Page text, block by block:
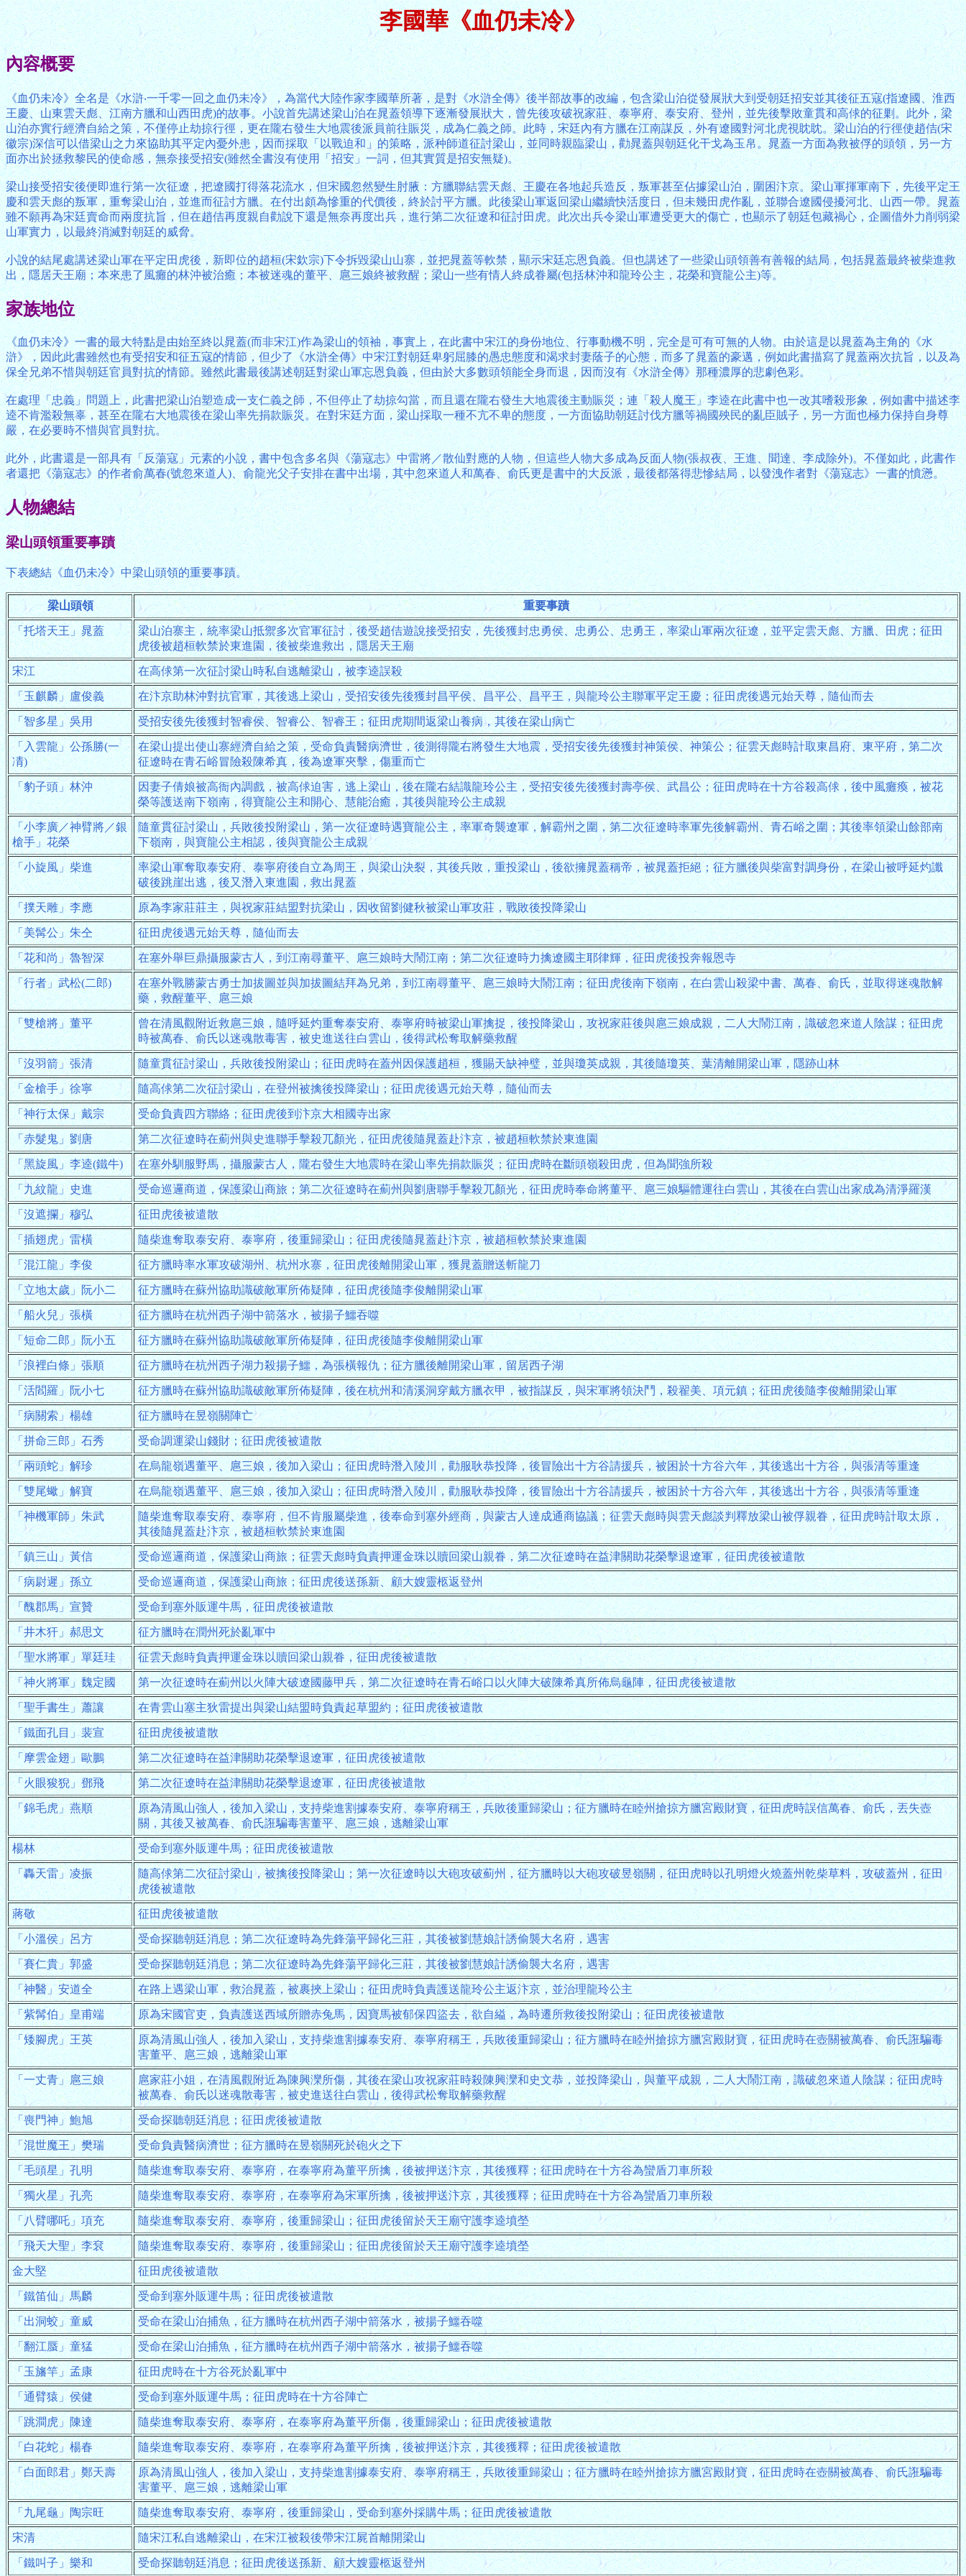
李國華《血仍未冷》
內容概要
《血仍未冷》全名是《水滸‧一千零一回之血仍未冷》，為當代大陸作家李國華所著，是對《水滸全傳》後半部故事的改編，包含梁山泊從發展狀大到受朝廷招安並其後征五寇(指遼國、淮西
王慶、山東雲天彪、江南方臘和山西田虎)的故事。小說首先講述梁山泊在晁蓋領導下逐漸發展狀大，曾先後攻破祝家莊、泰寧府、泰安府、登州，並先後擊敗童貫和高俅的征剿。此外，梁
山泊亦實行經濟自給之策，不僅停止劫掠行徑，更在隴右發生大地震後派員前往賑災，成為仁義之師。此時，宋廷內有方臘在江南謀反，外有遼國對河北虎視眈眈。梁山泊的行徑使趙佶(宋
徽宗)深信可以借梁山之力來協助其平定內憂外患，因而採取「以戰迫和」的策略，派种師道征討梁山，並同時親臨梁山，勸晁蓋與朝廷化干戈為玉帛。晁蓋一方面為救被俘的頭領，另一方
面亦出於拯救黎民的使命感，無奈接受招安(雖然全書沒有使用「招安」一詞，但其實質是招安無疑)。
梁山接受招安後便即進行第一次征遼，把遼國打得落花流水，但宋國忽然變生肘腋：方臘聯結雲天彪、王慶在各地起兵造反，叛軍甚至佔據梁山泊，圍困汴京。梁山軍揮軍南下，先後平定王
慶和雲天彪的叛軍，重奪梁山泊，並進而征討方臘。在付出頗為慘重的代價後，終於討平方臘。此後梁山軍返回梁山繼續快活度日，但未幾田虎作亂，並聯合遼國侵擾河北、山西一帶。晁蓋
雖不願再為宋廷賣命而兩度抗旨，但在趙佶再度親自勸說下還是無奈再度出兵，進行第二次征遼和征討田虎。此次出兵令梁山軍遭受更大的傷亡，也顯示了朝廷包藏禍心，企圖借外力削弱梁
山軍實力，以最終消滅對朝廷的威脅。
小說的結尾處講述梁山軍在平定田虎後，新即位的趙桓(宋欽宗)下令拆毀梁山山寨，並把晁蓋等軟禁，顯示宋廷忘恩負義。但也講述了一些梁山頭領善有善報的結局，包括晁蓋最終被柴進救
出，隱居天王廟；本來患了風癱的林沖被治癒；本被迷魂的董平、扈三娘終被救醒；梁山一些有情人終成眷屬(包括林沖和龍玲公主，花榮和寶龍公主)等。
家族地位
《血仍未冷》一書的最大特點是由始至終以晁蓋(而非宋江)作為梁山的領袖，事實上，在此書中宋江的身份地位、行事動機不明，完全是可有可無的人物。由於這是以晁蓋為主角的《水
滸》，因此此書雖然也有受招安和征五寇的情節，但少了《水滸全傳》中宋江對朝廷卑躬屈膝的愚忠態度和渴求封妻蔭子的心態，而多了晁蓋的豪邁，例如此書描寫了晁蓋兩次抗旨，以及為
保全兄弟不惜與朝廷官員對抗的情節。雖然此書最後講述朝廷對梁山軍忘恩負義，但由於大多數頭領能全身而退，因而沒有《水滸全傳》那種濃厚的悲劇色彩。
在處理「忠義」問題上，此書把梁山泊塑造成一支仁義之師，不但停止了劫掠勾當，而且還在隴右發生大地震後主動賑災；連「殺人魔王」李逵在此書中也一改其嗜殺形象，例如書中描述李
逵不肯濫殺無辜，甚至在隴右大地震後在梁山率先捐款賑災。在對宋廷方面，梁山採取一種不亢不卑的態度，一方面協助朝廷討伐方臘等禍國殃民的亂臣賊子，另一方面也極力保持自身尊
嚴，在必要時不惜與官員對抗。
此外，此書還是一部具有「反蕩寇」元素的小說，書中包含多名與《蕩寇志》中雷將／散仙對應的人物，但這些人物大多成為反面人物(張叔夜、王進、聞達、李成除外)。不僅如此，此書作
者還把《蕩寇志》的作者俞萬春(號忽來道人)、俞龍光父子安排在書中出場，其中忽來道人和萬春、俞氏更是書中的大反派，最後都落得悲慘結局，以發洩作者對《蕩寇志》一書的憤懣。
人物總結
梁山頭領重要事蹟
下表總結《血仍未冷》中梁山頭領的重要事蹟。
梁山頭領 重要事蹟
「托塔天王」晁蓋
梁山泊寨主，統率梁山抵禦多次官軍征討，後受趙佶遊說接受招安，先後獲封忠勇侯、忠勇公、忠勇王，率梁山軍兩次征遼，並平定雲天彪、方臘、田虎；征田
虎後被趙桓軟禁於東進園，後被柴進救出，隱居天王廟
宋江 在高俅第一次征討梁山時私自逃離梁山，被李逵誤殺
「玉麒麟」盧俊義 在汴京助林沖對抗官軍，其後逃上梁山，受招安後先後獲封昌平侯、昌平公、昌平王，與龍玲公主聯軍平定王慶；征田虎後遇元始天尊，隨仙而去
「智多星」吳用 受招安後先後獲封智睿侯、智睿公、智睿王；征田虎期間返梁山養病，其後在梁山病亡
「入雲龍」公孫勝(一
凊)
在梁山提出使山寨經濟自給之策，受命負責醫病濟世，後測得隴右將發生大地震，受招安後先後獲封神策侯、神策公；征雲天彪時計取東昌府、東平府，第二次
征遼時在青石峪冒險殺陳希真，後為遼軍夾擊，傷重而亡
「豹子頭」林沖
因妻子倩娘被高衙內調戲，被高俅迫害，逃上梁山，後在隴右結識龍玲公主，受招安後先後獲封壽亭侯、武昌公；征田虎時在十方谷殺高俅，後中風癱瘓，被花
榮等護送南下嶺南，得寶龍公主和開心、慧能治癒，其後與龍玲公主成親
「小李廣／神臂將／銀
槍手」花榮
隨童貫征討梁山，兵敗後投附梁山，第一次征遼時遇寶龍公主，率軍奇襲遼軍，解霸州之圍，第二次征遼時率軍先後解霸州、青石峪之圍；其後率領梁山餘部南
下嶺南，與寶龍公主相認，後與寶龍公主成親
「小旋風」柴進
率梁山軍奪取泰安府、泰寧府後自立為周王，與梁山決裂，其後兵敗，重投梁山，後欲擁晁蓋稱帝，被晁蓋拒絕；征方臘後與柴富對調身份，在梁山被呼延灼讖
破後跳崖出逃，後又潛入東進園，救出晁蓋
「撲天雕」李應 原為李家莊莊主，與祝家莊結盟對抗梁山，因收留劉健秋被梁山軍攻莊，戰敗後投降梁山
「美髯公」朱仝 征田虎後遇元始天尊，隨仙而去
「花和尚」魯智深 在塞外舉巨鼎攝服蒙古人，到江南尋董平、扈三娘時大鬧江南；第二次征遼時力擒遼國主耶律輝，征田虎後投奔報恩寺
「行者」武松(二郎)
在塞外戰勝蒙古勇士加拔圖並與加拔圖結拜為兄弟，到江南尋董平、扈三娘時大鬧江南；征田虎後南下嶺南，在白雲山殺梁中書、萬春、俞氏，並取得迷魂散解
藥，救醒董平、扈三娘
「雙槍將」董平
曾在清風觀附近救扈三娘，隨呼延灼重奪泰安府、泰寧府時被梁山軍擒捉，後投降梁山，攻祝家莊後與扈三娘成親，二人大鬧江南，識破忽來道人陰謀；征田虎
時被萬春、俞氏以迷魂散毒害，被史進送往白雲山，後得武松奪取解藥救醒
「沒羽箭」張清 隨童貫征討梁山，兵敗後投附梁山；征田虎時在蓋州因保護趙桓，獲賜天缺神璧，並與瓊英成親，其後隨瓊英、葉清離開梁山軍，隱跡山林
「金槍手」徐寧 隨高俅第二次征討梁山，在登州被擒後投降梁山；征田虎後遇元始天尊，隨仙而去
「神行太保」戴宗 受命負責四方聯絡；征田虎後到汴京大相國寺出家
「赤髮鬼」劉唐 第二次征遼時在薊州與史進聯手擊殺兀顏光，征田虎後隨晁蓋赴汴京，被趙桓軟禁於東進園
「黑旋風」李逵(鐵牛) 在塞外馴服野馬，攝服蒙古人，隴右發生大地震時在梁山率先捐款賑災；征田虎時在斷頭嶺殺田虎，但為聞強所殺
「九紋龍」史進 受命巡邏商道，保護梁山商旅；第二次征遼時在薊州與劉唐聯手擊殺兀顏光，征田虎時奉命將董平、扈三娘驅體運往白雲山，其後在白雲山出家成為清淨羅漢
「沒遮攔」穆弘 征田虎後被遣散
「插翅虎」雷橫 隨柴進奪取泰安府、泰寧府，後重歸梁山；征田虎後隨晁蓋赴汴京，被趙桓軟禁於東進園
「混江龍」李俊 征方臘時率水軍攻破湖州、杭州水寨，征田虎後離開梁山軍，獲晁蓋贈送斬龍刀
「立地太歲」阮小二 征方臘時在蘇州協助識破敵軍所佈疑陣，征田虎後隨李俊離開梁山軍
「船火兒」張橫 征方臘時在杭州西子湖中箭落水，被揚子鱷吞噬
「短命二郎」阮小五 征方臘時在蘇州協助識破敵軍所佈疑陣，征田虎後隨李俊離開梁山軍
「浪裡白條」張順 征方臘時在杭州西子湖力殺揚子鱷，為張橫報仇；征方臘後離開梁山軍，留居西子湖
「活閻羅」阮小七 征方臘時在蘇州協助識破敵軍所佈疑陣，後在杭州和清溪洞穿戴方臘衣甲，被指謀反，與宋軍將領決鬥，殺翟美、項元鎮；征田虎後隨李俊離開梁山軍
「病關索」楊雄 征方臘時在昱嶺關陣亡
「拼命三郎」石秀 受命調運梁山錢財；征田虎後被遣散
「兩頭蛇」解珍 在烏龍嶺遇董平、扈三娘，後加入梁山；征田虎時潛入陵川，勸服耿恭投降，後冒險出十方谷請援兵，被困於十方谷六年，其後逃出十方谷，與張清等重逢
「雙尾蠍」解寶 在烏龍嶺遇董平、扈三娘，後加入梁山；征田虎時潛入陵川，勸服耿恭投降，後冒險出十方谷請援兵，被困於十方谷六年，其後逃出十方谷，與張清等重逢
「神機軍師」朱武
隨柴進奪取泰安府、泰寧府，但不肯服屬柴進，後奉命到塞外經商，與蒙古人達成通商協議；征雲天彪時與雲天彪談判釋放梁山被俘親眷，征田虎時計取太原，
其後隨晁蓋赴汴京，被趙桓軟禁於東進園
「鎮三山」黃信 受命巡邏商道，保護梁山商旅；征雲天彪時負責押運金珠以贖回梁山親眷，第二次征遼時在益津關助花榮擊退遼軍，征田虎後被遣散
「病尉遲」孫立 受命巡邏商道，保護梁山商旅；征田虎後送孫新、顧大嫂靈柩返登州
「醜郡馬」宣贊 受命到塞外販運牛馬，征田虎後被遣散
「井木犴」郝思文 征方臘時在潤州死於亂軍中
「聖水將軍」單廷珪 征雲天彪時負責押運金珠以贖回梁山親眷，征田虎後被遣散
「神火將軍」魏定國 第一次征遼時在薊州以火陣大破遼國藤甲兵，第二次征遼時在青石峪口以火陣大破陳希真所佈烏龜陣，征田虎後被遣散
「聖手書生」蕭讓 在青雲山塞主狄雷提出與梁山結盟時負責起草盟約；征田虎後被遣散
「鐵面孔目」裴宣 征田虎後被遣散
「摩雲金翅」歐鵬 第二次征遼時在益津關助花榮擊退遼軍，征田虎後被遣散
「火眼狻猊」鄧飛 第二次征遼時在益津關助花榮擊退遼軍，征田虎後被遣散
「錦毛虎」燕順
原為清風山強人，後加入梁山，支持柴進割據泰安府、泰寧府稱王，兵敗後重歸梁山；征方臘時在睦州搶掠方臘宮殿財寶，征田虎時誤信萬春、俞氏，丟失壺
關，其後又被萬春、俞氏誑騙毒害董平、扈三娘，逃離梁山軍
楊林 受命到塞外販運牛馬；征田虎後被遣散
「轟天雷」凌振
隨高俅第二次征討梁山，被擒後投降梁山；第一次征遼時以大砲攻破薊州，征方臘時以大砲攻破昱嶺關，征田虎時以孔明燈火燒蓋州乾柴草料，攻破蓋州，征田
虎後被遣散
蔣敬 征田虎後被遣散
「小溫侯」呂方 受命探聽朝廷消息；第二次征遼時為先鋒蕩平歸化三莊，其後被劉慧娘計誘偷襲大名府，遇害
「賽仁貴」郭盛 受命探聽朝廷消息；第二次征遼時為先鋒蕩平歸化三莊，其後被劉慧娘計誘偷襲大名府，遇害
「神醫」安道全 在路上遇梁山軍，救治晁蓋，被裹挾上梁山；征田虎時負責護送龍玲公主返汴京，並治理龍玲公主
「紫髯伯」皇甫端 原為宋國官吏，負責護送西域所贈赤兔馬，因寶馬被郁保四盜去，欲自縊，為時遷所救後投附梁山；征田虎後被遣散
「矮腳虎」王英
原為清風山強人，後加入梁山，支持柴進割據泰安府、泰寧府稱王，兵敗後重歸梁山；征方臘時在睦州搶掠方臘宮殿財寶，征田虎時在壺關被萬春、俞氏誑騙毒
害董平、扈三娘，逃離梁山軍
「一丈青」扈三娘
扈家莊小姐，在清風觀附近為陳興灤所傷，其後在梁山攻祝家莊時殺陳興灤和史文恭，並投降梁山，與董平成親，二人大鬧江南，識破忽來道人陰謀；征田虎時
被萬春、俞氏以迷魂散毒害，被史進送往白雲山，後得武松奪取解藥救醒
「喪門神」鮑旭 受命探聽朝廷消息；征田虎後被遣散
「混世魔王」樊瑞 受命負責醫病濟世；征方臘時在昱嶺關死於砲火之下
「毛頭星」孔明 隨柴進奪取泰安府、泰寧府，在泰寧府為董平所擒，後被押送汴京，其後獲釋；征田虎時在十方谷為蠻盾刀車所殺
「獨火星」孔亮 隨柴進奪取泰安府、泰寧府，在泰寧府為宋軍所擒，後被押送汴京，其後獲釋；征田虎時在十方谷為蠻盾刀車所殺
「八臂哪吒」項充 隨柴進奪取泰安府、泰寧府，後重歸梁山；征田虎後留於天王廟守護李逵墳塋
「飛天大聖」李袞 隨柴進奪取泰安府、泰寧府，後重歸梁山；征田虎後留於天王廟守護李逵墳塋
金大堅 征田虎後被遣散
「鐵笛仙」馬麟 受命到塞外販運牛馬；征田虎後被遣散
「出洞蛟」童威 受命在梁山泊捕魚，征方臘時在杭州西子湖中箭落水，被揚子鱷吞噬
「翻江蜃」童猛 受命在梁山泊捕魚，征方臘時在杭州西子湖中箭落水，被揚子鱷吞噬
「玉旛竿」孟康 征田虎時在十方谷死於亂軍中
「通臂猿」侯健 受命到塞外販運牛馬；征田虎時在十方谷陣亡
「跳澗虎」陳達 隨柴進奪取泰安府、泰寧府，在泰寧府為董平所傷，後重歸梁山；征田虎後被遣散
「白花蛇」楊春 隨柴進奪取泰安府、泰寧府，在泰寧府為董平所擒，後被押送汴京，其後獲釋；征田虎後被遣散
「白面郎君」鄭天壽
原為清風山強人，後加入梁山，支持柴進割據泰安府、泰寧府稱王，兵敗後重歸梁山；征方臘時在睦州搶掠方臘宮殿財寶，征田虎時在壺關被萬春、俞氏誑騙毒
害董平、扈三娘，逃離梁山軍
「九尾龜」陶宗旺 隨柴進奪取泰安府、泰寧府，後重歸梁山，受命到塞外採購牛馬；征田虎後被遣散
宋清 隨宋江私自逃離梁山，在宋江被殺後帶宋江屍首離開梁山
「鐵叫子」樂和 受命探聽朝廷消息；征田虎後送孫新、顧大嫂靈柩返登州